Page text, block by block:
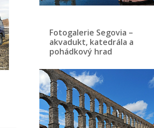
Fotogalerie Segovia –
akvadukt, katedrála a
pohádkový hrad